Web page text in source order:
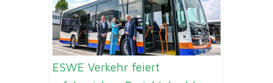
ESWE Verkehr feiert